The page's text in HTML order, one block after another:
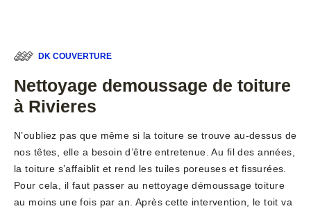
DK COUVERTURE
Nettoyage demoussage de toiture
à Rivieres
N’oubliez pas que même si la toiture se trouve au-dessus de
nos têtes, elle a besoin d’être entretenue. Au fil des années,
la toiture s’affaiblit et rend les tuiles poreuses et fissurées.
Pour cela, il faut passer au nettoyage démoussage toiture
au moins une fois par an. Après cette intervention, le toit va